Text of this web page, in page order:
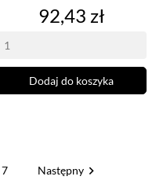
Cena
92,43 zł
Dodaj do koszyka
7 Następny